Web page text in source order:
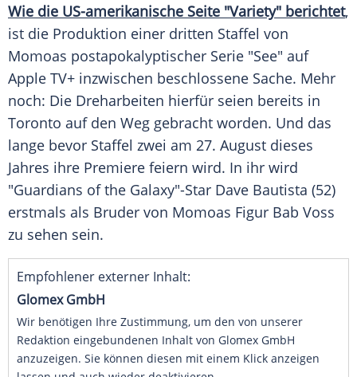
Wie die US-amerikanische Seite "Variety" berichtet,
ist die Produktion einer dritten Staffel von
Momoas postapokalyptischer Serie "See" auf
Apple TV+ inzwischen beschlossene Sache. Mehr
noch: Die Dreharbeiten hierfür seien bereits in
Toronto auf den Weg gebracht worden. Und das
lange bevor Staffel zwei am 27. August dieses
Jahres ihre Premiere feiern wird. In ihr wird
"Guardians of the Galaxy"-Star Dave Bautista (52)
erstmals als Bruder von Momoas Figur Bab Voss
zu sehen sein.
Empfohlener externer Inhalt:
Glomex GmbH
Wir benötigen Ihre Zustimmung, um den von unserer
Redaktion eingebundenen Inhalt von Glomex GmbH
anzuzeigen. Sie können diesen mit einem Klick anzeigen